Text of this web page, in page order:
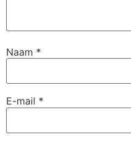
Naam *
E-mail *